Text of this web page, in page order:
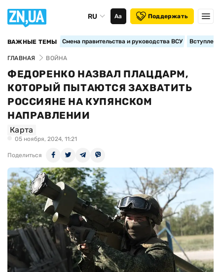
RU Аа Поддержать
ВАЖНЫЕ ТЕМЫ Смена правительства и руководства ВСУ
ГЛАВНАЯ ВОЙНА
ФЕДОРЕНКО НАЗВАЛ ПЛАЦДАРМ,
КОТОРЫЙ ПЫТАЮТСЯ ЗАХВАТИТЬ
РОССИЯНЕ НА КУПЯНСКОМ
НАПРАВЛЕНИИ
Карта
05 ноября, 2024, 11:21
Поделиться